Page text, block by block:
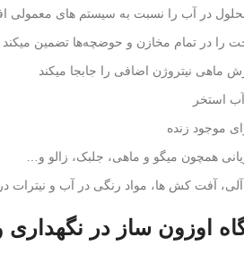
در آب را نسبت به سیستم های معمولی
ماهی نیتروژن اضافی را جابجا میکند
آب استخر
موجود زنده
همچون میگو و ماهی، جلبک، زالو و…
آلی، آفت کش ها، مواد رنگی در آب و نیترات
اوزون ساز در